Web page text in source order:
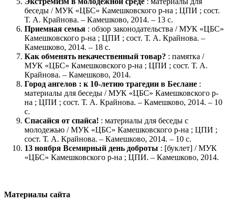
беседы / МУК «ЦБС» Камешковского р-на ; ЦПИ ; сост.
Т. А. Крайнова. – Камешково, 2014. – 13 с.
Приемная семья : обзор законодательства / МУК «ЦБС»
Камешковского р-на ; ЦПИ ; сост. Т. А. Крайнова. –
Камешково, 2014. – 18 с.
Как обменять некачественный товар? : памятка /
МУК «ЦБС» Камешковского р-на ; ЦПИ ; сост. Т. А.
Крайнова. – Камешково, 2014.
Город ангелов : к 10-летию трагедии в Беслане :
материалы для беседы / МУК «ЦБС» Камешковского р-
на ; ЦПИ ; сост. Т. А. Крайнова. – Камешково, 2014. – 10
с.
Спасайся от спайса! : материалы для беседы с
молодежью / МУК «ЦБС» Камешковского р-на ; ЦПИ ;
сост. Т. А. Крайнова. – Камешково, 2014. – 10 с.
13 ноября Всемирный день доброты : [буклет] / МУК
«ЦБС» Камешковского р-на ; ЦПИ. – Камешково, 2014.
Материалы сайта